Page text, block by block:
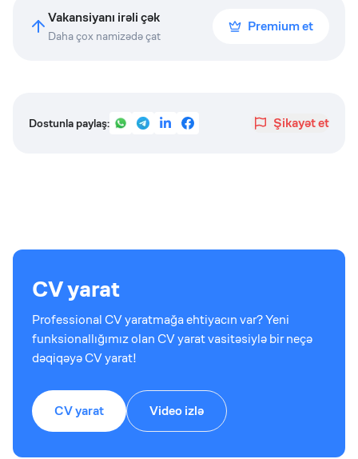
Vakansiyanı irəli çək
Daha çox namizədə çat
Premium et
Dostunla paylaş: Şikayət et
CV yarat
Professional CV yaratmağa ehtiyacın var? Yeni
funksionallığımız olan CV yarat vasitəsiylə bir neçə
dəqiqəyə CV yarat!
CV yarat Video izlə